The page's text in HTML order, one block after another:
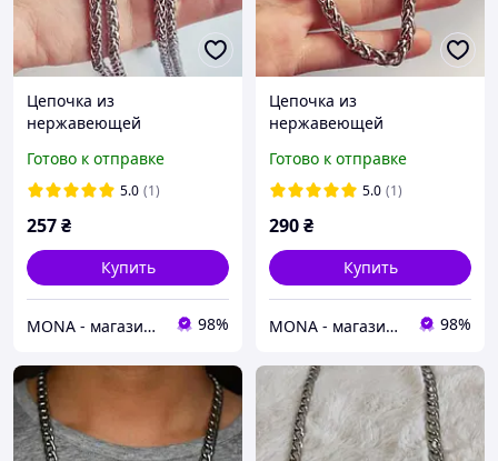
Цепочка из
нержавеющей
шириной 5 мм C-001.5, 45
Готово к отправке
5.0 (1)
257₴
Купить
MONA - магазин ювелирной бижутерии 98%
Цепочка из
нержавеющей
шириной 6 мм C-001.6, 45
Готово к отправке
5.0 (1)
290₴
Купить
MONA - магазин ювелирной бижутерии 98%